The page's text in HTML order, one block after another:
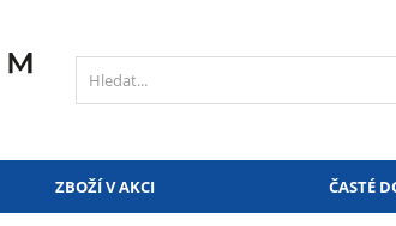
ZBOŽÍ V AKCI ČASTÉ